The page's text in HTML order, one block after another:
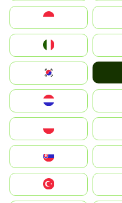
South Korea
United States